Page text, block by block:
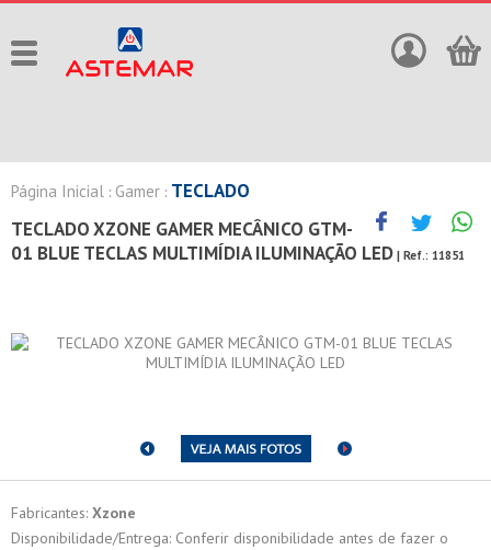
Página Inicial : Gamer : TECLADO
TECLADO XZONE GAMER MECÂNICO GTM-
01 BLUE TECLAS MULTIMÍDIA ILUMINAÇÃO LED | Ref.: 11851
Fabricantes: Xzone
Disponibilidade/Entrega: Conferir disponibilidade antes de fazer o